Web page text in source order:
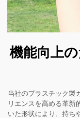
機能向上
当社のプラスチック製
リエンスを高める革新
いた形状により、持ち